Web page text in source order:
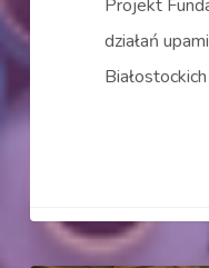
Projekt
działań